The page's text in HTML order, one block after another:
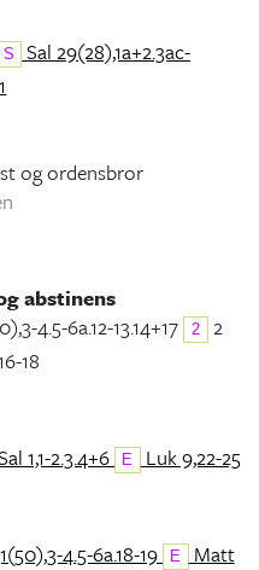
S
Sal 29(28),1a+2.3ac-
og ordensbror
abstinens
4.5-6a.12-13.14+17 2
2
18
1,1-2.3.4+6 E Luk 9,22-25
4.5-6a.18-19 E Matt